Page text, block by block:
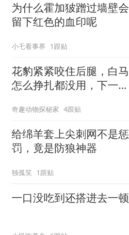
为什么霍加狓蹭过墙壁会
留下红色的血印呢
小乇看事界 1跟贴
花豹紧紧咬住后腿，白马
怎么挣扎都没用，下一幕
奇趣动物探秘家 4跟贴
给绵羊套上尖刺网不是惩
罚，竟是防狼神器
独孤笑 1跟贴
一口没吃到还搭进去一顿